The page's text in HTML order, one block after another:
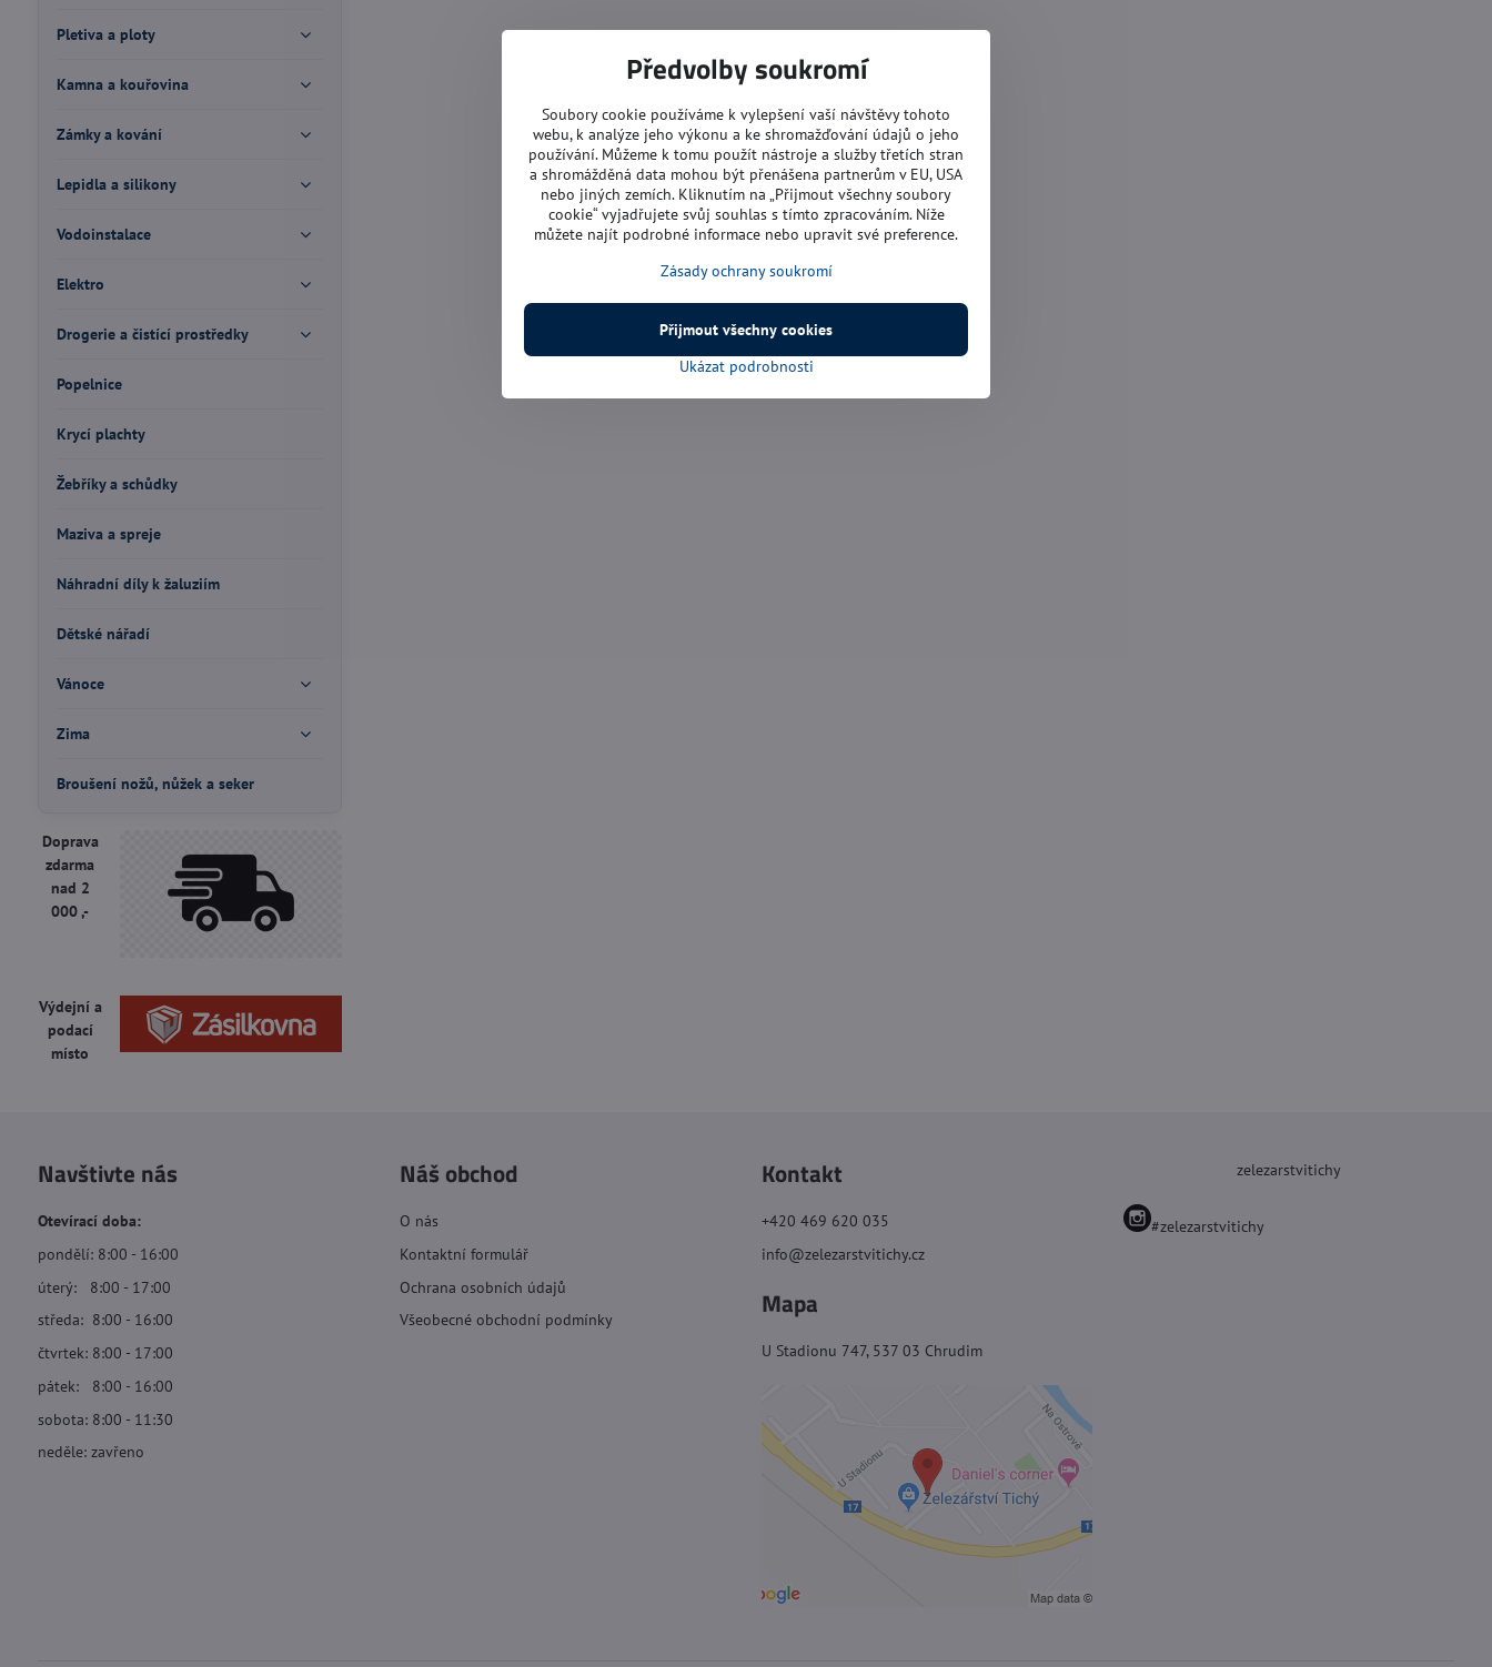
Pletiva a ploty
Kamna a kouřovina
Zámky a kování
Lepidla a silikony
Vodoinstalace
Elektro
Drogerie a čistící prostředky
Popelnice
Krycí plachty
Žebříky a schůdky
Maziva a spreje
Náhradní díly k žaluziím
Dětské nářadí
Vánoce
Zima
Broušení nožů, nůžek a seker
Doprava
zdarma
nad 2
000 ,-
Výdejní a
podací
místo
Navštivte nás
Otevírací doba:
pondělí: 8:00 - 16:00
úterý: 8:00 - 17:00
středa: 8:00 - 16:00
čtvrtek: 8:00 - 17:00
pátek: 8:00 - 16:00
sobota: 8:00 - 11:30
neděle: zavřeno
Náš obchod
O nás
Kontaktní formulář
Ochrana osobních údajů
Všeobecné obchodní podmínky
Kontakt
+420 469 620 035
info@zelezarstvitichy.cz
Mapa
U Stadionu 747, 537 03 Chrudim
zelezarstvitichy
#zelezarstvitichy
Předvolby soukromí
Soubory cookie používáme k vylepšení vaší návštěvy tohoto
webu, k analýze jeho výkonu a ke shromažďování údajů o jeho
používání. Můžeme k tomu použít nástroje a služby třetích stran
a shromážděná data mohou být přenášena partnerům v EU, USA
nebo jiných zemích. Kliknutím na „Přijmout všechny soubory
cookie“ vyjadřujete svůj souhlas s tímto zpracováním. Níže
můžete najít podrobné informace nebo upravit své preference.
Zásady ochrany soukromí
Ukázat podrobnosti
Přijmout všechny cookies